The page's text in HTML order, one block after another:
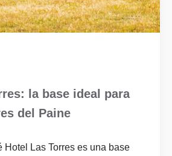
la base ideal para
del Paine
Hotel Las Torres es una base